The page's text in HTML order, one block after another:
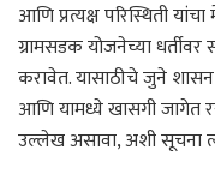
आणि प्रत्यक्ष परिस्थिती
ग्रामसडक योजनेच्या
करावेत. यासाठीचे जुने शासन
आणि यामध्ये खासगी जागेत
उल्लेख असावा, अशी सूचना